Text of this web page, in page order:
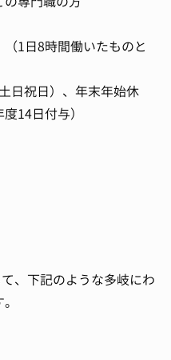
1日8時間働いたものと
日祝日）、年末年始休
14日付与）
、下記のような多岐にわ